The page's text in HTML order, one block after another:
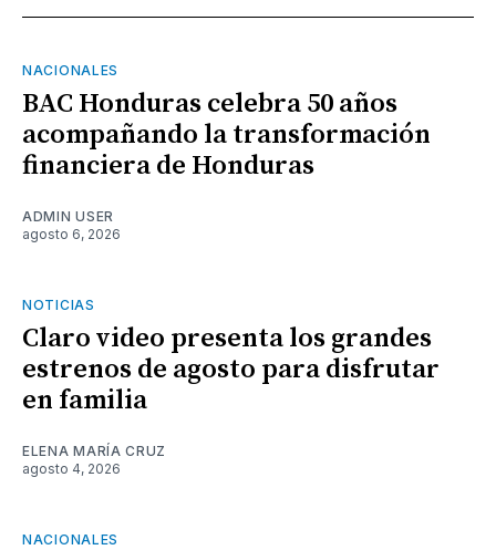
NACIONALES
BAC Honduras celebra 50 años
acompañando la transformación
financiera de Honduras
ADMIN USER
agosto 6, 2026
NOTICIAS
Claro video presenta los grandes
estrenos de agosto para disfrutar
en familia
ELENA MARÍA CRUZ
agosto 4, 2026
NACIONALES